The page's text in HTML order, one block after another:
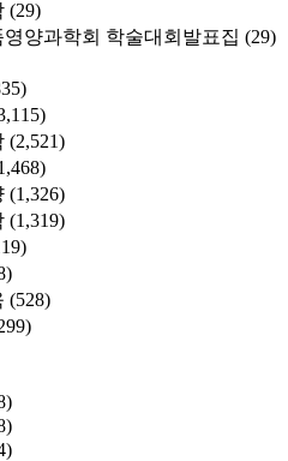
(29)
영양과학회 학술대회발표집 (29)
(2,521)
(1,326)
(1,319)
(528)